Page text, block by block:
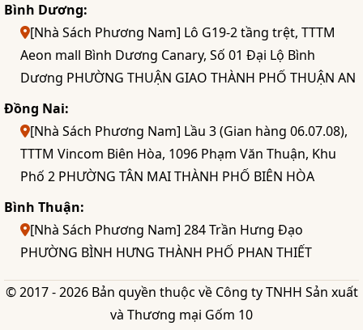
Bình Dương:
[Nhà Sách Phương Nam] Lô G19-2 tầng trệt, TTTM
Aeon mall Bình Dương Canary, Số 01 Đại Lộ Bình
Dương PHƯỜNG THUẬN GIAO THÀNH PHỐ THUẬN AN
Đồng Nai:
[Nhà Sách Phương Nam] Lầu 3 (Gian hàng 06.07.08),
TTTM Vincom Biên Hòa, 1096 Phạm Văn Thuận, Khu
Phố 2 PHƯỜNG TÂN MAI THÀNH PHỐ BIÊN HÒA
Bình Thuận:
[Nhà Sách Phương Nam] 284 Trần Hưng Đạo
PHƯỜNG BÌNH HƯNG THÀNH PHỐ PHAN THIẾT
© 2017 - 2026 Bản quyền thuộc về Công ty TNHH Sản xuất
và Thương mại Gốm 10